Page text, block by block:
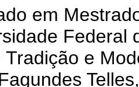
em
Federal
Tradição e